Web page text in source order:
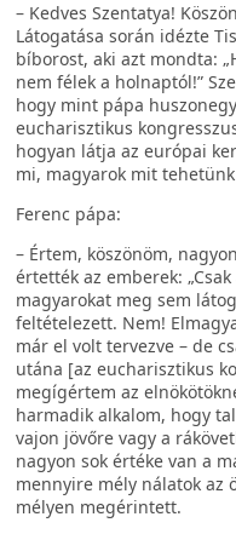
– Kedves Szentatya!
Látogatása során idézte
bíborost, aki azt mondta:
nem félek a holnaptól!”
hogy mint pápa
eucharisztikus
hogyan látja az európai
mi, magyarok mit
Ferenc pápa:
– Értem, köszönöm,
értették az emberek:
magyarokat meg sem
feltételezett. Nem!
már el volt tervezve – de
utána [az eucharisztikus
megígértem az
harmadik alkalom, hogy
vajon jövőre vagy a
nagyon sok értéke van a
mennyire mély nálatok az
mélyen megérintett.